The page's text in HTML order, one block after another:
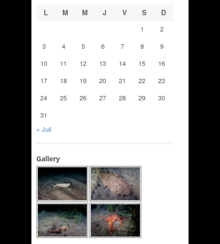
L
M M J V S D
1
2
3
4 5 6 7 8
9
10
11 12 13 14 15
16
17
18 19 20 21 22
23
24
25 26 27 28 29
30
31
« Juil
Gallery